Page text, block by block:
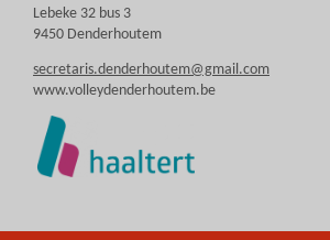
Lebeke 32 bus 3
9450 Denderhoutem
secretaris.denderhoutem@gmail.com
www.volleydenderhoutem.be